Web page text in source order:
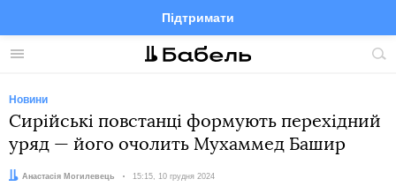
Меню
Підтримати
FacebookTelegramTwitter
Новини
Сирійські повстанці формують перехідний
уряд — його очолить Мухаммед Башир
Автор:
Анастасія Могилевець Дата:
15:15, 10 грудня 2024